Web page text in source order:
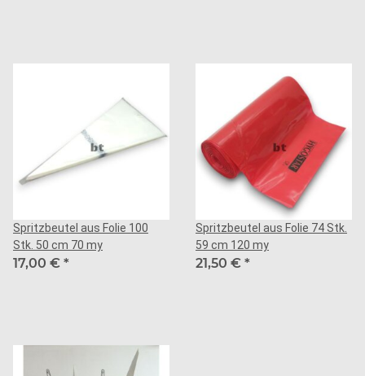
Spritzbeutel aus Folie 100
Stk. 50 cm 70 my
17,00 € *
Spritzbeutel aus Folie 74 Stk.
59 cm 120 my
21,50 € *